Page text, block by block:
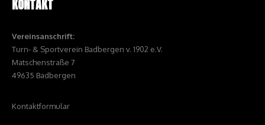
KONTAKT
Vereinsanschrift:
Turn- & Sportverein Badbergen v. 1902 e.V.
Matschenstraße 7
49635 Badbergen
Kontaktformular